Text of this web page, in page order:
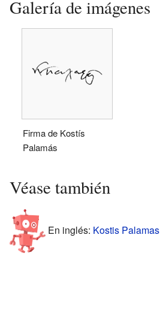
Galería de imágenes
Firma de Kostís
Palamás
Véase también
En inglés: Kostis